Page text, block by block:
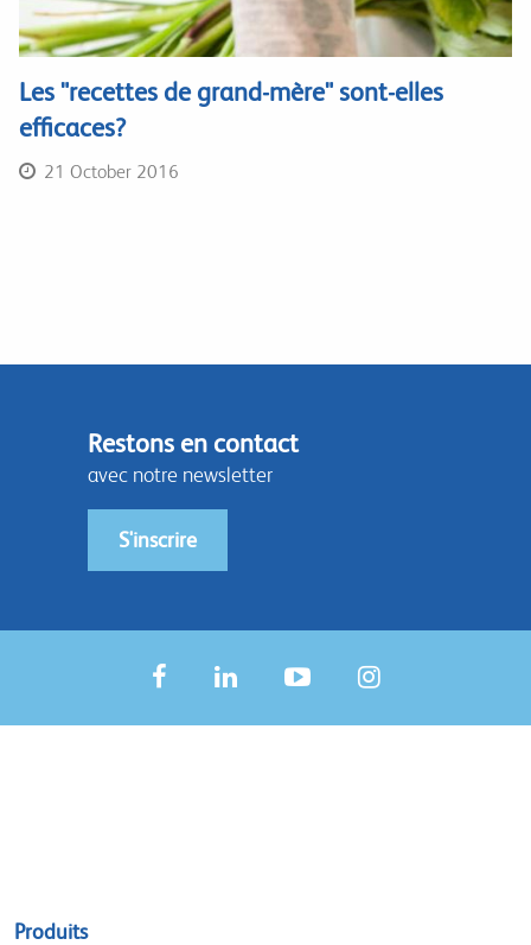
Les "recettes de grand-mère" sont-elles
efficaces?
21 October 2016
Restons en contact
avec notre newsletter
S'inscrire
Sitemap
Produits